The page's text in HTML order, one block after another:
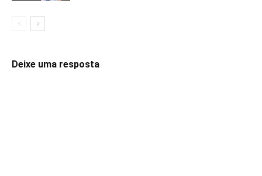
Deixe uma resposta